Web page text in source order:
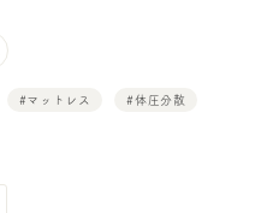
#マットレス #体圧分散